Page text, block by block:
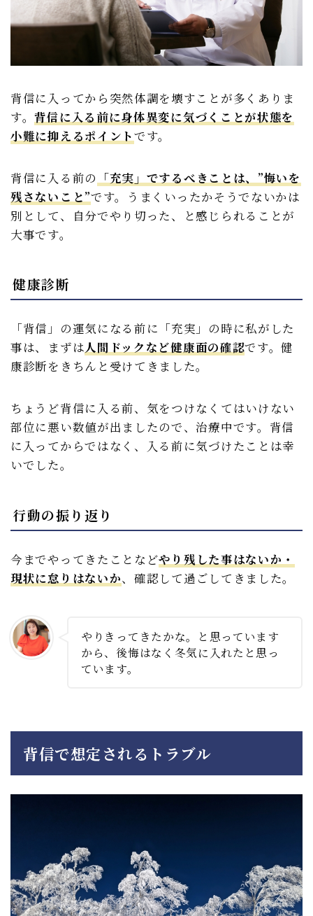
背信に入ってから突然体調を壊すことが多くありま
す。背信に入る前に身体異変に気づくことが状態を
小難に抑えるポイントです。
背信に入る前の 「充実」でするべきことは、”悔いを
残さないこと”です。うまくいったかそうでないかは
別として、自分でやり切った、と感じられることが
大事です。
健康診断
「背信」の運気になる前に「充実」の時に私がした
事は、まずは人間ドックなど健康面の確認です。健
康診断をきちんと受けてきました。
ちょうど背信に入る前、気をつけなくてはいけない
部位に悪い数値が出ましたので、治療中です。背信
に入ってからではなく、入る前に気づけたことは幸
いでした。
行動の振り返り
今までやってきたことなどやり残した事はないか・
現状に怠りはないか、確認して過ごしてきました。
やりきってきたかな。と思っています
から、後悔はなく冬気に入れたと思っ
ています。
背信で想定されるトラブル